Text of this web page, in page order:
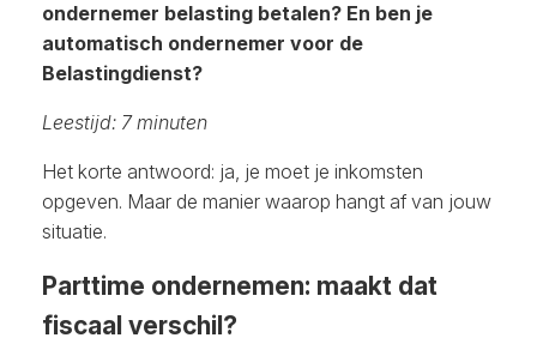
ondernemer belasting betalen? En ben je
automatisch ondernemer voor de
Belastingdienst?
Leestijd: 7 minuten
Het korte antwoord: ja, je moet je inkomsten
opgeven. Maar de manier waarop hangt af van jouw
situatie.
Parttime ondernemen: maakt dat
fiscaal verschil?